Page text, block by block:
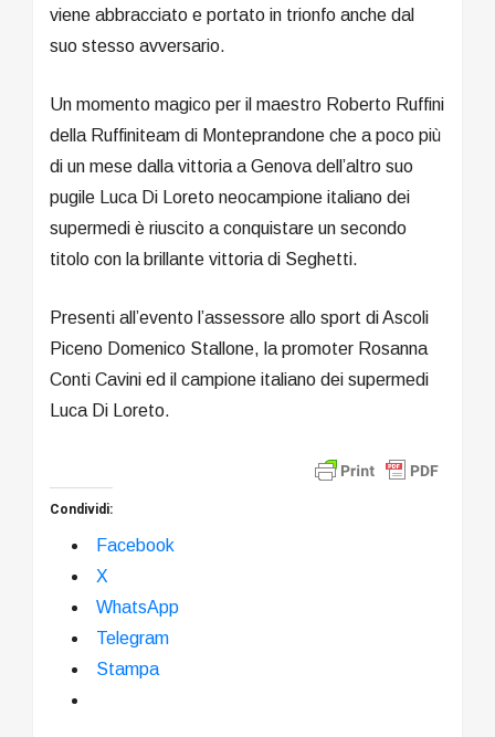
viene abbracciato e portato in trionfo anche dal
suo stesso avversario.
Un momento magico per il maestro Roberto Ruffini
della Ruffiniteam di Monteprandone che a poco più
di un mese dalla vittoria a Genova dell’altro suo
pugile Luca Di Loreto neocampione italiano dei
supermedi è riuscito a conquistare un secondo
titolo con la brillante vittoria di Seghetti.
Presenti all’evento l’assessore allo sport di Ascoli
Piceno Domenico Stallone, la promoter Rosanna
Conti Cavini ed il campione italiano dei supermedi
Luca Di Loreto.
Condividi:
Facebook
X
WhatsApp
Telegram
Stampa